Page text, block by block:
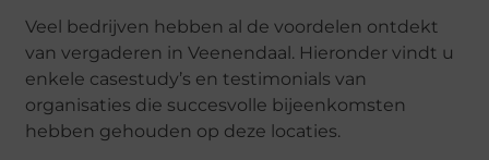
Veel bedrijven hebben al de voordelen ontdekt
van vergaderen in Veenendaal. Hieronder vindt u
enkele casestudy’s en testimonials van
organisaties die succesvolle bijeenkomsten
hebben gehouden op deze locaties.